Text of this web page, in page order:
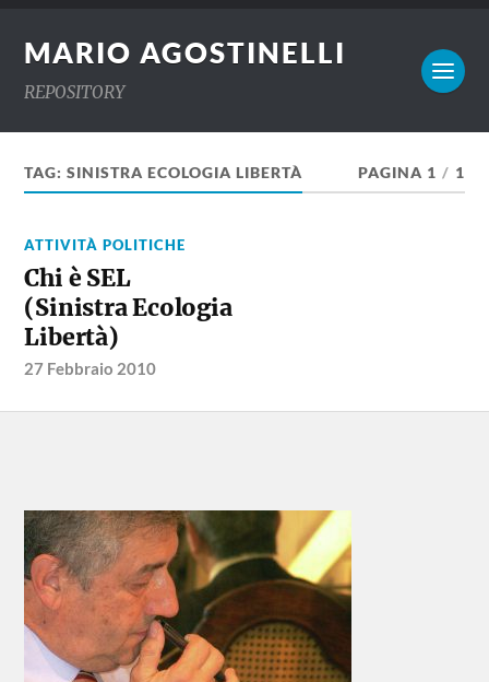
MARIO AGOSTINELLI
REPOSITORY
TAG:SINISTRA ECOLOGIA LIBERTÀ PAGINA 1 / 1
ATTIVITÀ POLITICHE
Chi è SEL
(Sinistra Ecologia
Libertà)
27 Febbraio 2010